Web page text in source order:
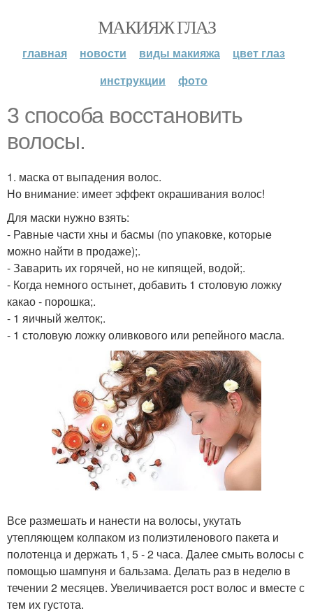
МАКИЯЖ ГЛАЗ
главная новости виды макияжа
цвет глаз
инструкции
фото
3 способа восстановить
волосы.
1. маска от выпадения волос.
Но внимание: имеет эффект окрашивания волос!
Для маски нужно взять:
- Равные части хны и басмы (по упаковке, которые
можно найти в продаже);.
- Заварить их горячей, но не кипящей, водой;.
- Когда немного остынет, добавить 1 столовую ложку
какао - порошка;.
- 1 яичный желток;.
- 1 столовую ложку оливкового или репейного масла.
Все размешать и нанести на волосы, укутать
утепляющем колпаком из полиэтиленового пакета и
полотенца и держать 1, 5 - 2 часа. Далее смыть волосы с
помощью шампуня и бальзама. Делать раз в неделю в
течении 2 месяцев. Увеличивается рост волос и вместе с
тем их густота.